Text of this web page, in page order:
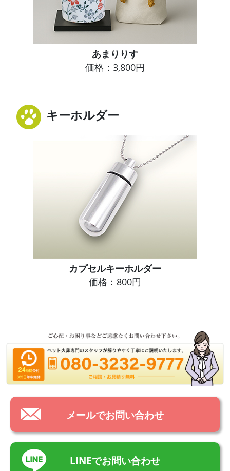
あまりりす
価格：3,800円
キーホルダー
カプセルキーホルダー
価格：800円
メールでお問い合わせ
LINEでお問い合わせ